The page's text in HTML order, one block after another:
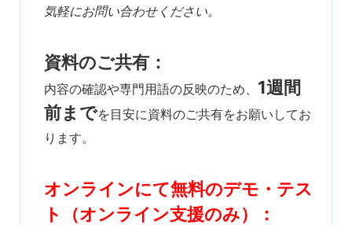
気軽にお問い合わせください。
資料のご共有：
内容の確認や専門用語の反映のため、 1週間
前までを目安に資料のご共有をお願いしてお
ります。
オンラインにて無料のデモ・テス
ト（オンライン支援のみ）：